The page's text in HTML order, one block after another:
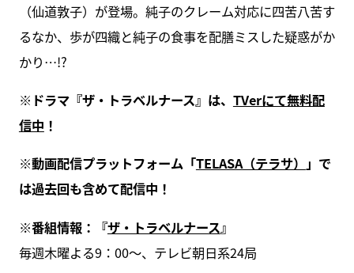
（仙道敦子）が登場。純子のクレーム対応に四苦八苦す
るなか、歩が四織と純子の食事を配膳ミスした疑惑がか
かり…!?
※ドラマ『ザ・トラベルナース』は、 TVerにて無料配
信中 ！
※動画配信プラットフォーム「TELASA（テラサ） 」で
は過去回も含めて配信中！
※番組情報：『ザ・トラベルナース』
毎週木曜よる9：00～、テレビ朝日系24局